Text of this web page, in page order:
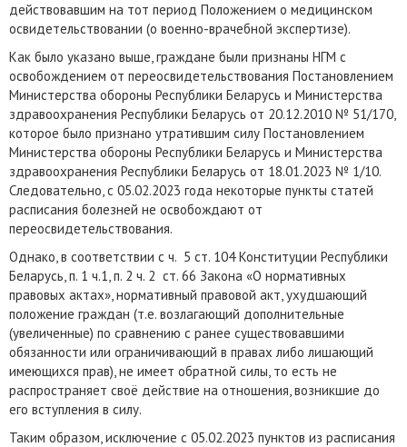
действовавшим на тот период Положением о медицинском
освидетельствовании (о военно-врачебной экспертизе).
Как было указано выше, граждане были признаны НГМ с
освобождением от переосвидетельствования Постановлением
Министерства обороны Республики Беларусь и Министерства
здравоохранения Республики Беларусь от 20.12.2010 № 51/170,
которое было признано утратившим силу Постановлением
Министерства обороны Республики Беларусь и Министерства
здравоохранения Республики Беларусь от 18.01.2023 № 1/10.
Следовательно, с 05.02.2023 года некоторые пункты статей
расписания болезней не освобождают от
переосвидетельствования.
Однако, в соответствии с ч. 5 ст. 104 Конституции Республики
Беларусь, п. 1 ч.1, п. 2 ч. 2 ст. 66 Закона «О нормативных
правовых актах», нормативный правовой акт, ухудшающий
положение граждан (т.е. возлагающий дополнительные
(увеличенные) по сравнению с ранее существовавшими
обязанности или ограничивающий в правах либо лишающий
имеющихся прав), не имеет обратной силы, то есть не
распространяет своё действие на отношения, возникшие до
его вступления в силу.
Таким образом, исключение с 05.02.2023 пунктов из расписания